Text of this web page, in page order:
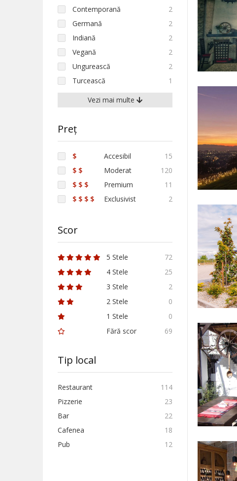
Contemporană
2
Germană
2
Indiană
2
Vegană
2
Ungurească
2
Turcească
1
Vezi mai multe
Preț
$ Accesibil
15
$ $
Moderat
120
$ $ $
Premium
11
$ $ $ $
Exclusivist 2
Scor
5 Stele
72
4 Stele
25
3 Stele
2
2 Stele
0
1 Stele
0
Fără scor
69
Tip local
Restaurant
114
Pizzerie
23
Bar
22
Cafenea
18
Pub
12